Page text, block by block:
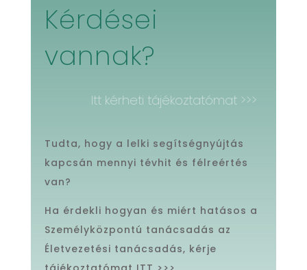
Kérdései
vannak?
Itt kérheti tájékoztatómat >>>
Tudta, hogy a lelki segítségnyújtás
kapcsán mennyi tévhit és félreértés
van?
Ha érdekli hogyan és miért hatásos a
Személyközpontú tanácsadás az
Életvezetési tanácsadás, kérje